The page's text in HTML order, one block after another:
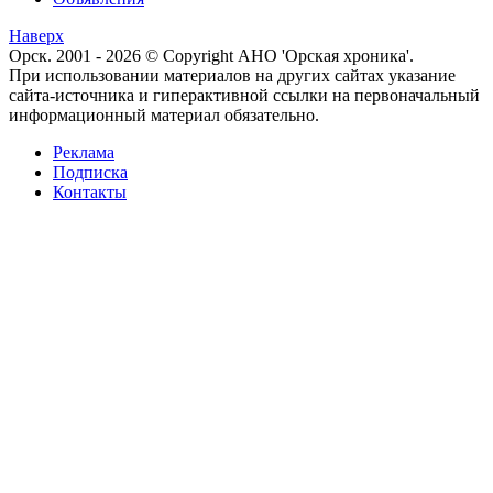
Наверх
Орск. 2001 - 2026 © Copyright АНО 'Орская хроника'.
При использовании материалов на других сайтах указание
сайта-источника и гиперактивной ссылки на первоначальный
информационный материал обязательно.
Реклама
Подписка
Контакты